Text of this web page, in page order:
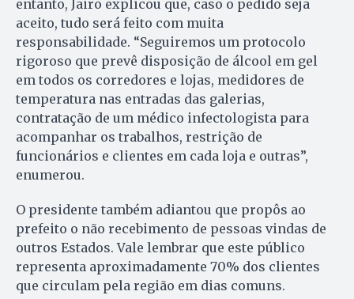
entanto, Jairo explicou que, caso o pedido seja
aceito, tudo será feito com muita
responsabilidade. “Seguiremos um protocolo
rigoroso que prevê disposição de álcool em gel
em todos os corredores e lojas, medidores de
temperatura nas entradas das galerias,
contratação de um médico infectologista para
acompanhar os trabalhos, restrição de
funcionários e clientes em cada loja e outras”,
enumerou.
O presidente também adiantou que propôs ao
prefeito o não recebimento de pessoas vindas de
outros Estados. Vale lembrar que este público
representa aproximadamente 70% dos clientes
que circulam pela região em dias comuns.